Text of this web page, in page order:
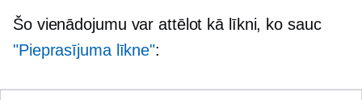
Šo vienādojumu var attēlot kā līkni, ko sauc
"Pieprasījuma līkne":